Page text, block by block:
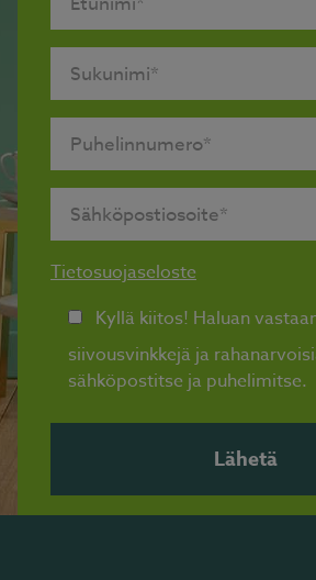
Tietosuojaseloste
Kyllä kiitos! Haluan
siivousvinkkejä ja
sähköpostitse ja puhelimitse.